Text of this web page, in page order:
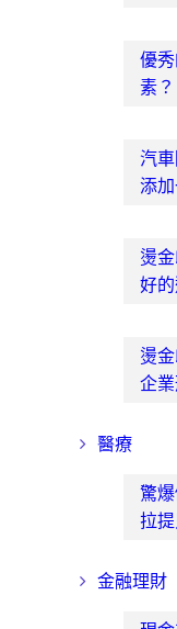
優
素？
汽
添加
燙
好的
燙
企業
醫療
驚
拉
金融理財